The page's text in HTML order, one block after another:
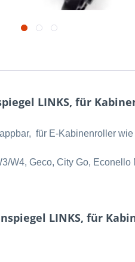
LINKS, für
für E-Kabinenroller
W4, Geco, City Go,
LINKS, für